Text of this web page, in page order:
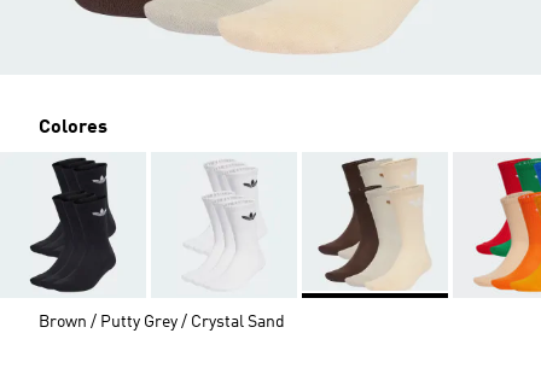
Colores
Brown / Putty Grey / Crystal Sand